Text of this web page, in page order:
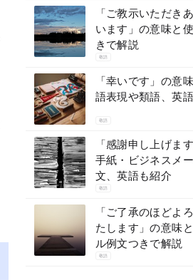
「ご教示いただき
います」の意味と
きで解説
敬語
「幸いです」の意
語表現や類語、英
敬語
「感謝申し上げま
手紙・ビジネスメ
文、英語も紹介
敬語
「ご了承のほどよ
たします」の意味
ル例文つきで解説
敬語